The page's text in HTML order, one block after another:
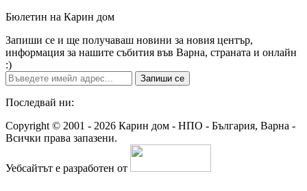
Бюлетин на Карин дом
Запиши се и ще получаваш новини за новия център,
информация за нашите събития във Варна, страната и онлайн
:)
Запиши се
Последвай ни:
Copyright © 2001 - 2026 Карин дом - НПО - България, Варна -
Всички права запазени.
Уебсайтът е разработен от